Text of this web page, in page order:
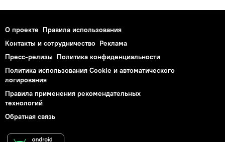
О проекте Правила использования
Контакты и сотрудничество Реклама
Пресс-релизы Политика конфиденциальности
Политика использования Cookie и автоматического
логирования
Правила применения рекомендательных
технологий
Обратная связь